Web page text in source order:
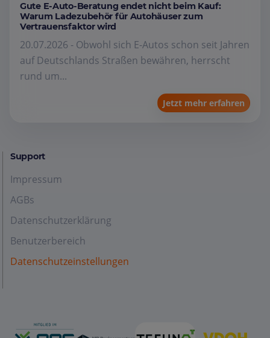
Gute E-Auto-Beratung endet nicht beim Kauf:
Warum Ladezubehör für Autohäuser zum
Vertrauensfaktor wird
20.07.2026 - Obwohl sich E-Autos schon seit Jahren
auf Deutschlands Straßen bewähren, herrscht
rund um...
Jetzt mehr erfahren
Support
Impressum
AGBs
Datenschutzerklärung
Benutzerbereich
Datenschutzeinstellungen